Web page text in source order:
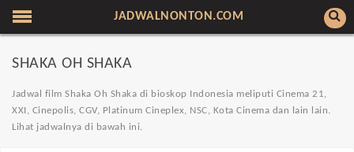
JADWALNONTON.COM
SHAKA OH SHAKA
Jadwal film Shaka Oh Shaka di bioskop Indonesia meliputi Cinema 21,
XXI, Cinepolis, CGV, Platinum Cineplex, NSC, Kota Cinema dan lain lain.
Lihat jadwalnya di bawah ini.